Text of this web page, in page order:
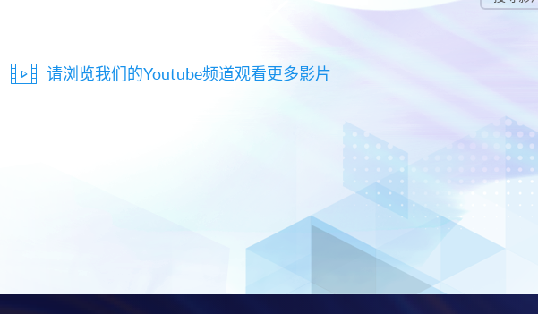
寻
请浏览我们的Youtube频道观看更多影片